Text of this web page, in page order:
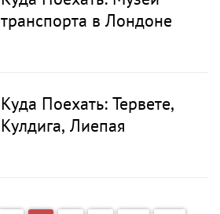
транспорта в Лондоне
Куда Поехать: Тервете,
Кулдига, Лиепая